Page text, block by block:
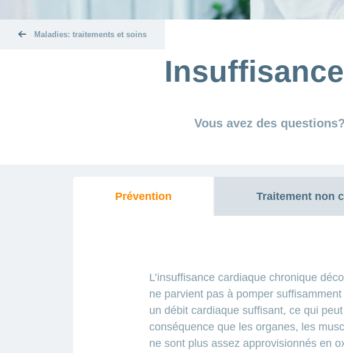
Maladies: traitements et soins
Vous avez des
Prévention Traitement non
L’insuffisance cardiaque chronique
ne parvient pas à pomper
un débit cardiaque suffisant, ce qui
conséquence que les organes, les
ne sont plus assez approvisionnés en